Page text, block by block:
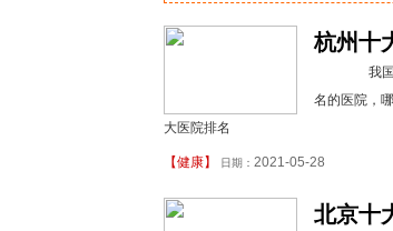
杭州十
我国
名的医院，
大医院排名
【健康】 日期： 2021-05-28
北京十